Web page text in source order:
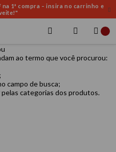
na 1ª compra – insira no carrinho e
ao termo que você procurou:
campo de busca;
pelas categorias dos produtos.